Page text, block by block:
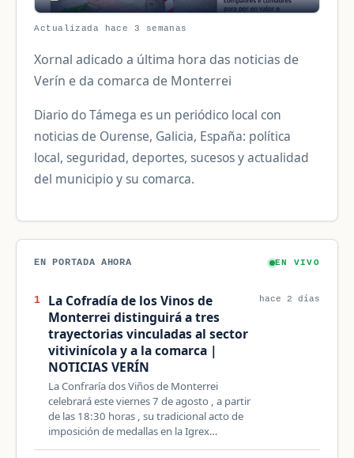
Actualizada hace 3 semanas
Xornal adicado a última hora das noticias de
Verín e da comarca de Monterrei
Diario do Támega es un periódico local con
noticias de Ourense, Galicia, España: política
local, seguridad, deportes, sucesos y actualidad
del municipio y su comarca.
EN PORTADA AHORA EN VIVO
1
La Cofradía de los Vinos de
Monterrei distinguirá a tres
trayectorias vinculadas al sector
vitivinícola y a la comarca |
NOTICIAS VERÍN
La Confraría dos Viños de Monterrei
celebrará este viernes 7 de agosto , a partir
de las 18:30 horas , su tradicional acto de
imposición de medallas en la Igrex…
hace 2 días